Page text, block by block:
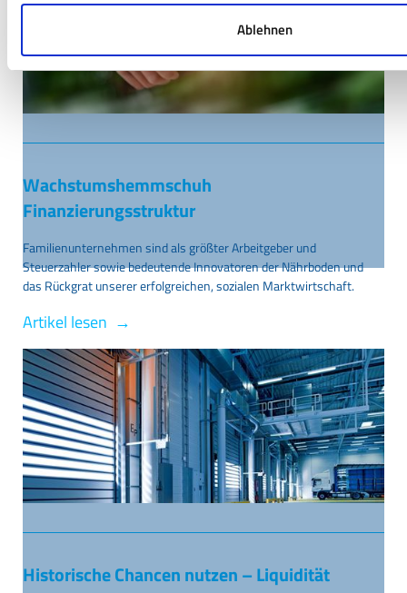
Ablehnen
Wachstumshemmschuh
Finanzierungsstruktur
Familienunternehmen sind als größter Arbeitgeber und
Steuerzahler sowie bedeutende Innovatoren der Nährboden und
das Rückgrat unserer erfolgreichen, sozialen Marktwirtschaft.
Artikel lesen →
Historische Chancen nutzen – Liquidität